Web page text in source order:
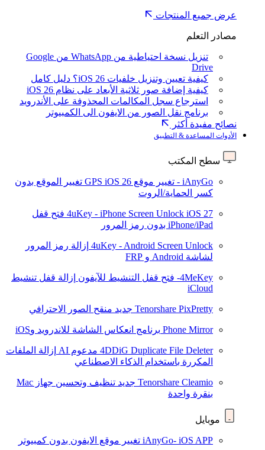
عرض جميع المنتجات
مصادر التعلم
تنزيل نسخة احتياطية من WhatsApp من Google
Drive
كيفية تعيين وتنزيل خلفيات iOS 26؟ دليل كامل
كيفية إضافة صور ثلاثية الأبعاد على نظام iOS 26
استرجاع سجل المكالمات المحذوفة على الأندرويد
برنامج نقل الصور من الايفون الى الكمبيوتر
نصائح مفيدة أكثر
الأدوات المساعدة & التطبيق
سطح المكتب
iAnyGo - تغيير موقع GPS iOS 26
تغيير الموقع بدون
كسر الحماية/الروت
4uKey - iPhone Screen Unlock iOS 27
فتح قفل
iPhone/iPad بدون رمز المرور
4uKey - Android Screen Unlock إزالة رمز المرور
لشاشة Android و FRP
4MeKey- فتح قفل التنشيط للآيفون
إزالة قفل تنشيط
iCloud
Tenorshare PixPretty جديد منقح الصور الاحترافي
Phone Mirror برنامج انعكاس الشاشة للاندرويد وiOS
4DDiG Duplicate File Deleter مدعوم AI
إزالة الملفات
المكررة باستخدام الذكاء الاصطناعي
Tenorshare Cleamio جديد
تنظيف وتحسين جهاز Mac
بنقرة واحدة
موبايل
iAnyGo- iOS APP تغيير موقع الايفون بدون كمبيوتر